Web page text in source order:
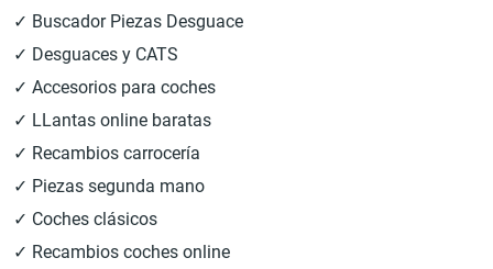
✓ Buscador Piezas Desguace
✓ Desguaces y CATS
✓ Accesorios para coches
✓ LLantas online baratas
✓ Recambios carrocería
✓ Piezas segunda mano
✓ Coches clásicos
✓ Recambios coches online